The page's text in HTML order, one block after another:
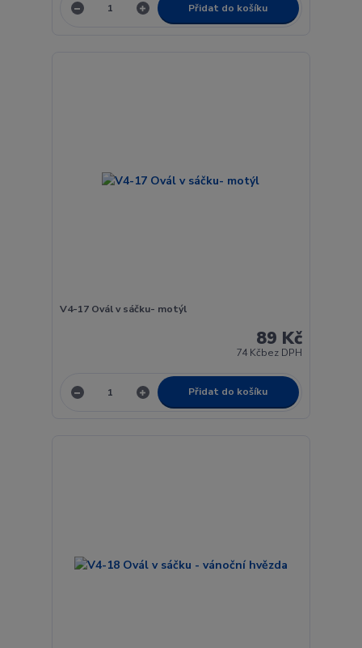
Přidat do košíku
V4-17 Ovál v sáčku- motýl
89 Kč
74 Kčbez DPH
Přidat do košíku